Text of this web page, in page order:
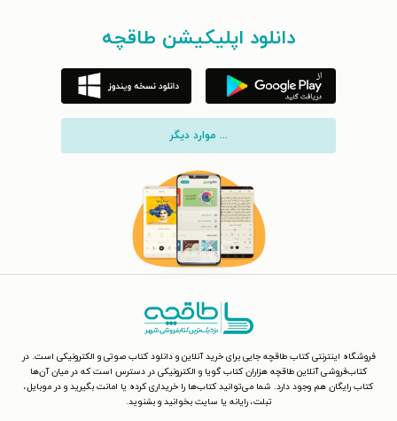
دانلود اپلیکیشن طاقچه
... موارد دیگر
فروشگاه اینترنتی کتاب طاقچه جایی برای خرید آنلاین و دانلود کتاب صوتی و الکترونیکی است. در
کتاب‌فروشی آنلاین طاقچه هزاران کتاب گویا و الکترونیکی در دسترس است که در میان آن‌ها
کتاب رایگان هم وجود دارد. شما می‌توانید کتاب‌ها را خریداری کرده یا امانت بگیرید و در موبایل،
تبلت، رایانه یا سایت بخوانید و بشنوید.